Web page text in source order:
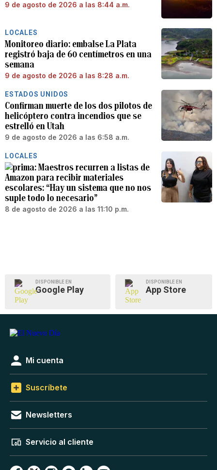
9 de agosto de 2026 a las 8:44 a.m.
LOCALES
Monitoreo diario: embalse La Plata
registró baja de 60 centímetros en una
semana
9 de agosto de 2026 a las 8:28 a.m.
ESTADOS UNIDOS
Confirman muerte de los dos pilotos de
helicóptero contra incendios que se
estrelló en Utah
9 de agosto de 2026 a las 6:58 a.m.
LOCALES
Maestros recurren a listas de
Amazon para recibir materiales
escolares: “Hay un sistema que no nos
suple todo lo necesario”
8 de agosto de 2026 a las 11:10 p.m.
DISPONIBLE EN
Google Play
DISPONIBLE EN
App Store
Mi cuenta
Suscríbete
Newsletters
Servicio al cliente